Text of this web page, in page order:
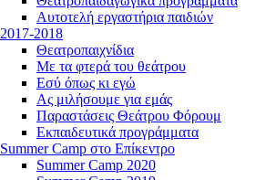
Αυτοτελή εργαστήρια παιδιών
2017-2018
Θεατροπαιχνίδια
Με τα φτερά του θεάτρου
Εσύ όπως κι εγώ
Ας μιλήσουμε για εμάς
Παραστάσεις Θεάτρου Φόρουμ
Εκπαιδευτικά προγράμματα
Summer Camp στο Επίκεντρο
Summer Camp 2020